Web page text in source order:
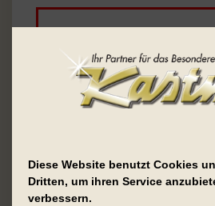
müssen Sie unseren
Richtlinienzustimmen.
Diese Website benutzt Cookies
Dritten, um ihren Service
verbessern.